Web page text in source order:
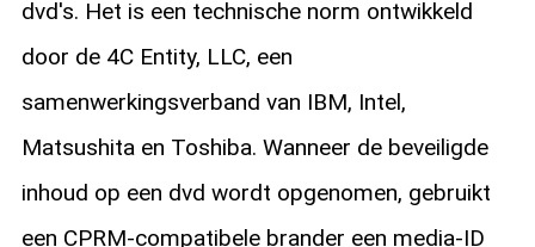
dvd's. Het is een technische norm ontwikkeld
door de 4C Entity, LLC, een
samenwerkingsverband van IBM, Intel,
Matsushita en Toshiba. Wanneer de beveiligde
inhoud op een dvd wordt opgenomen, gebruikt
een CPRM-compatibele brander een media-ID